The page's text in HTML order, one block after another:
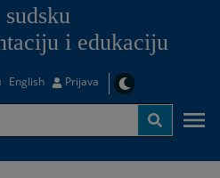
i edukaciju
English Prijava